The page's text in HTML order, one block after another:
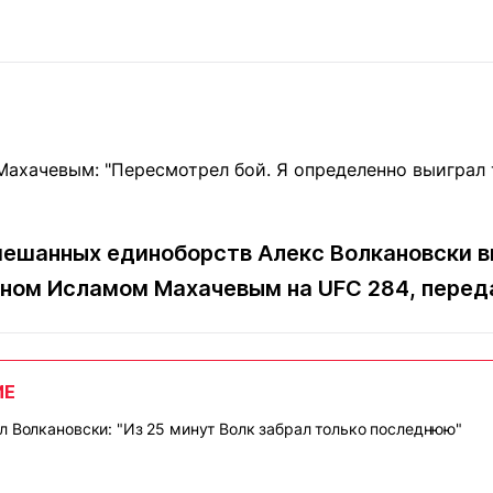
Контакты редакции Вакансии Реклама Пресс-центр
единоборств Алекс Волкановски
Исламом Махачевым на UFC 284,
Волкановски: "Из 25 минут Волк забрал только последнюю"